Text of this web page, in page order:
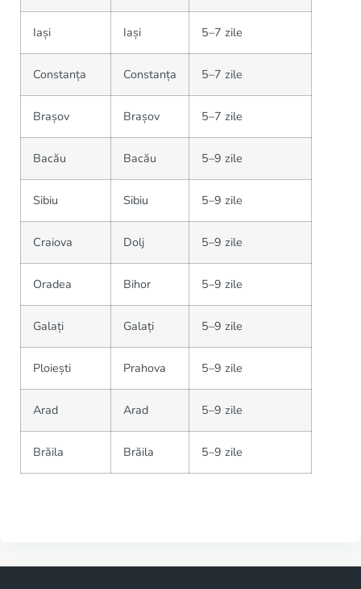
Iași Iași 5–7 zile
Constanța Constanța 5–7 zile
Brașov Brașov 5–7 zile
Bacău Bacău 5–9 zile
Sibiu Sibiu 5–9 zile
Craiova Dolj 5–9 zile
Oradea Bihor 5–9 zile
Galați Galați 5–9 zile
Ploiești Prahova 5–9 zile
Arad Arad 5–9 zile
Brăila Brăila 5–9 zile